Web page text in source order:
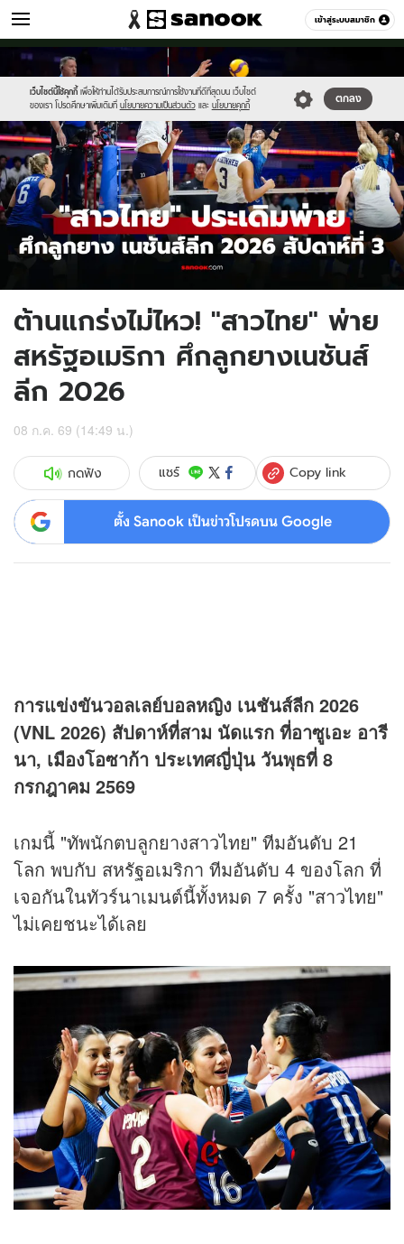
เข้าสู่ระบบสมาชิก
กีฬา หมวดอื่นๆ
เว็บไซต์นี้ใช้คุกกี้ เพื่อให้ท่านได้รับประสบการณ์การใช้งานที่ดีที่สุดบน เว็บไซต์
ของเรา โปรดศึกษาเพิ่มเติมที่ นโยบายความเป็นส่วนตัว และ นโยบายคุกกี้
ตกลง
Sanook
//s.isanook.com/sr/0/images/logo-
new-
sanook.png
600
60
//s.isanook.com/sp/0/ud/331/1657892/vbcdee.jpg
ต้านแกร่งไม่ไหว! "สาวไทย" พ่าย
สหรัฐอเมริกา ศึกลูกยางเนชันส์
ลีก 2026
08 ก.ค. 69 (14:49 น.)
กดฟัง แชร์ Copy link
ตั้ง Sanook เป็นข่าวโปรดบน Google
การแข่งขันวอลเลย์บอลหญิง เนชันส์ลีก 2026
(VNL 2026) สัปดาห์ที่สาม นัดแรก ที่อาซูเอะ อารี
นา, เมืองโอซาก้า ประเทศญี่ปุ่น วันพุธที่ 8
กรกฎาคม 2569
เกมนี้ "ทัพนักตบลูกยางสาวไทย" ทีมอันดับ 21
โลก พบกับ สหรัฐอเมริกา ทีมอันดับ 4 ของโลก ที่
เจอกันในทัวร์นาเมนต์นี้ทั้งหมด 7 ครั้ง "สาวไทย"
ไม่เคยชนะได้เลย